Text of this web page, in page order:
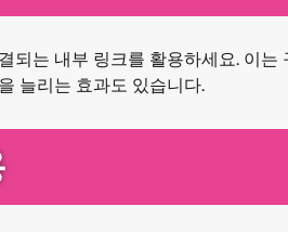
되는 내부 링크를 활용하세요. 이
늘리는 효과도 있습니다.